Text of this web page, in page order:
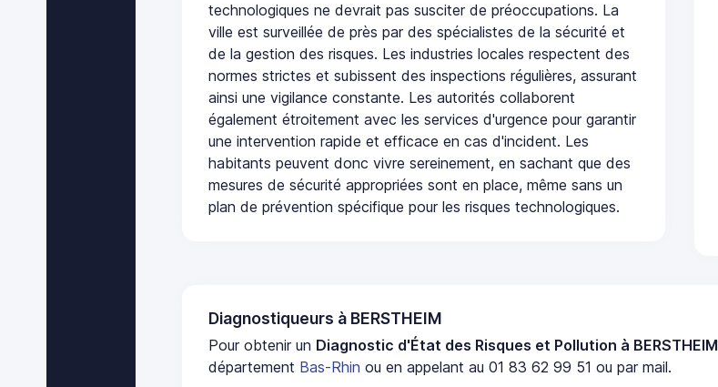
technologiques ne devrait pas susciter de préoccupations. La
ville est surveillée de près par des spécialistes de la sécurité et
de la gestion des risques. Les industries locales respectent des
normes strictes et subissent des inspections régulières, assurant
ainsi une vigilance constante. Les autorités collaborent
également étroitement avec les services d'urgence pour garantir
une intervention rapide et efficace en cas d'incident. Les
habitants peuvent donc vivre sereinement, en sachant que des
mesures de sécurité appropriées sont en place, même sans un
plan de prévention spécifique pour les risques technologiques.
Diagnostiqueurs à BERSTHEIM
Pour obtenir un Diagnostic d'État des Risques et Pollution à BERSTHEIM
département Bas-Rhin ou en appelant au 01 83 62 99 51 ou par mail.